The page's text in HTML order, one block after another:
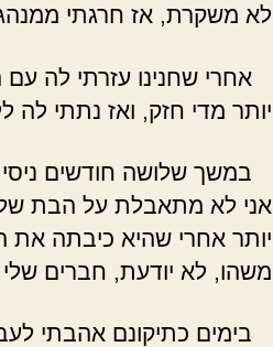
לא משקרת, אז חרגתי
אחרי שחנינו עזרתי לה
יותר מדי חזק, ואז נתתי לה
במשך שלושה חודשים
אני לא מתאבלת על הבת
יותר אחרי שהיא כיבתה
משהו, לא יודעת, חברים
בימים כתיקונם אהבתי